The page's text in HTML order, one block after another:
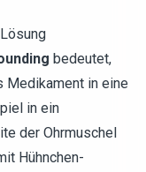
bedeutet,
in eine
in ein
der Ohrmuschel
Hühnchen-